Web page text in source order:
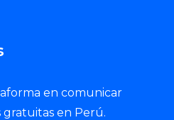
en comunicar
en Perú.